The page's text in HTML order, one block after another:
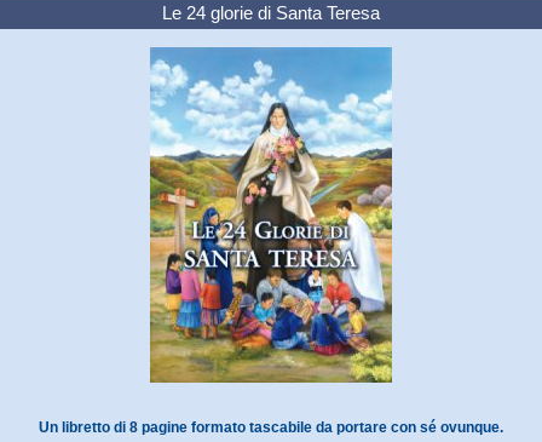
Le 24 glorie di Santa Teresa
Un libretto di 8 pagine formato tascabile da portare con sé ovunque.